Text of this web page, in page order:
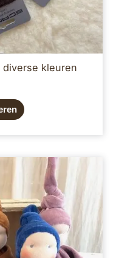
diverse kleuren
product
heeft
meerdere
variaties.
Deze
optie